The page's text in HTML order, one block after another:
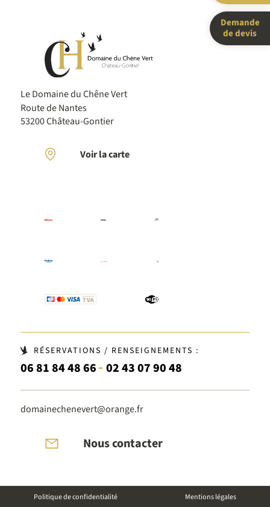
Demande
de devis
Le Domaine du Chêne Vert
Route de Nantes
53200 Château-Gontier
Voir la carte
RÉSERVATIONS / RENSEIGNEMENTS :
06 81 84 48 66- 02 43 07 90 48
domainechenevert@orange.fr
Nous contacter
Politique de confidentialité Mentions légales